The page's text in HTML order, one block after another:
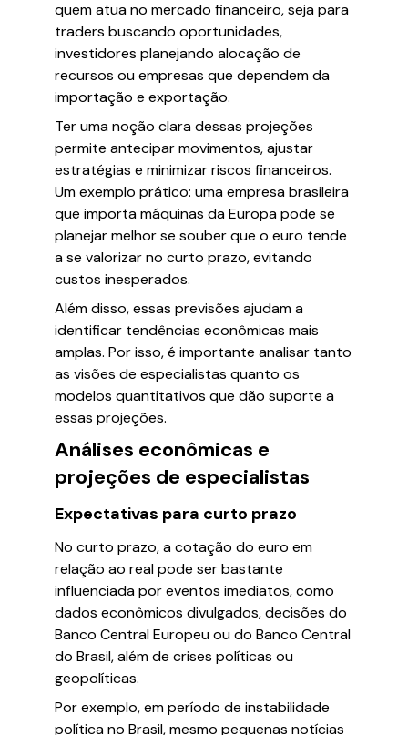
quem atua no mercado financeiro, seja para
traders buscando oportunidades,
investidores planejando alocação de
recursos ou empresas que dependem da
importação e exportação.
Ter uma noção clara dessas projeções
permite antecipar movimentos, ajustar
estratégias e minimizar riscos financeiros.
Um exemplo prático: uma empresa brasileira
que importa máquinas da Europa pode se
planejar melhor se souber que o euro tende
a se valorizar no curto prazo, evitando
custos inesperados.
Além disso, essas previsões ajudam a
identificar tendências econômicas mais
amplas. Por isso, é importante analisar tanto
as visões de especialistas quanto os
modelos quantitativos que dão suporte a
essas projeções.
Análises econômicas e
projeções de especialistas
Expectativas para curto prazo
No curto prazo, a cotação do euro em
relação ao real pode ser bastante
influenciada por eventos imediatos, como
dados econômicos divulgados, decisões do
Banco Central Europeu ou do Banco Central
do Brasil, além de crises políticas ou
geopolíticas.
Por exemplo, em período de instabilidade
política no Brasil, mesmo pequenas notícias